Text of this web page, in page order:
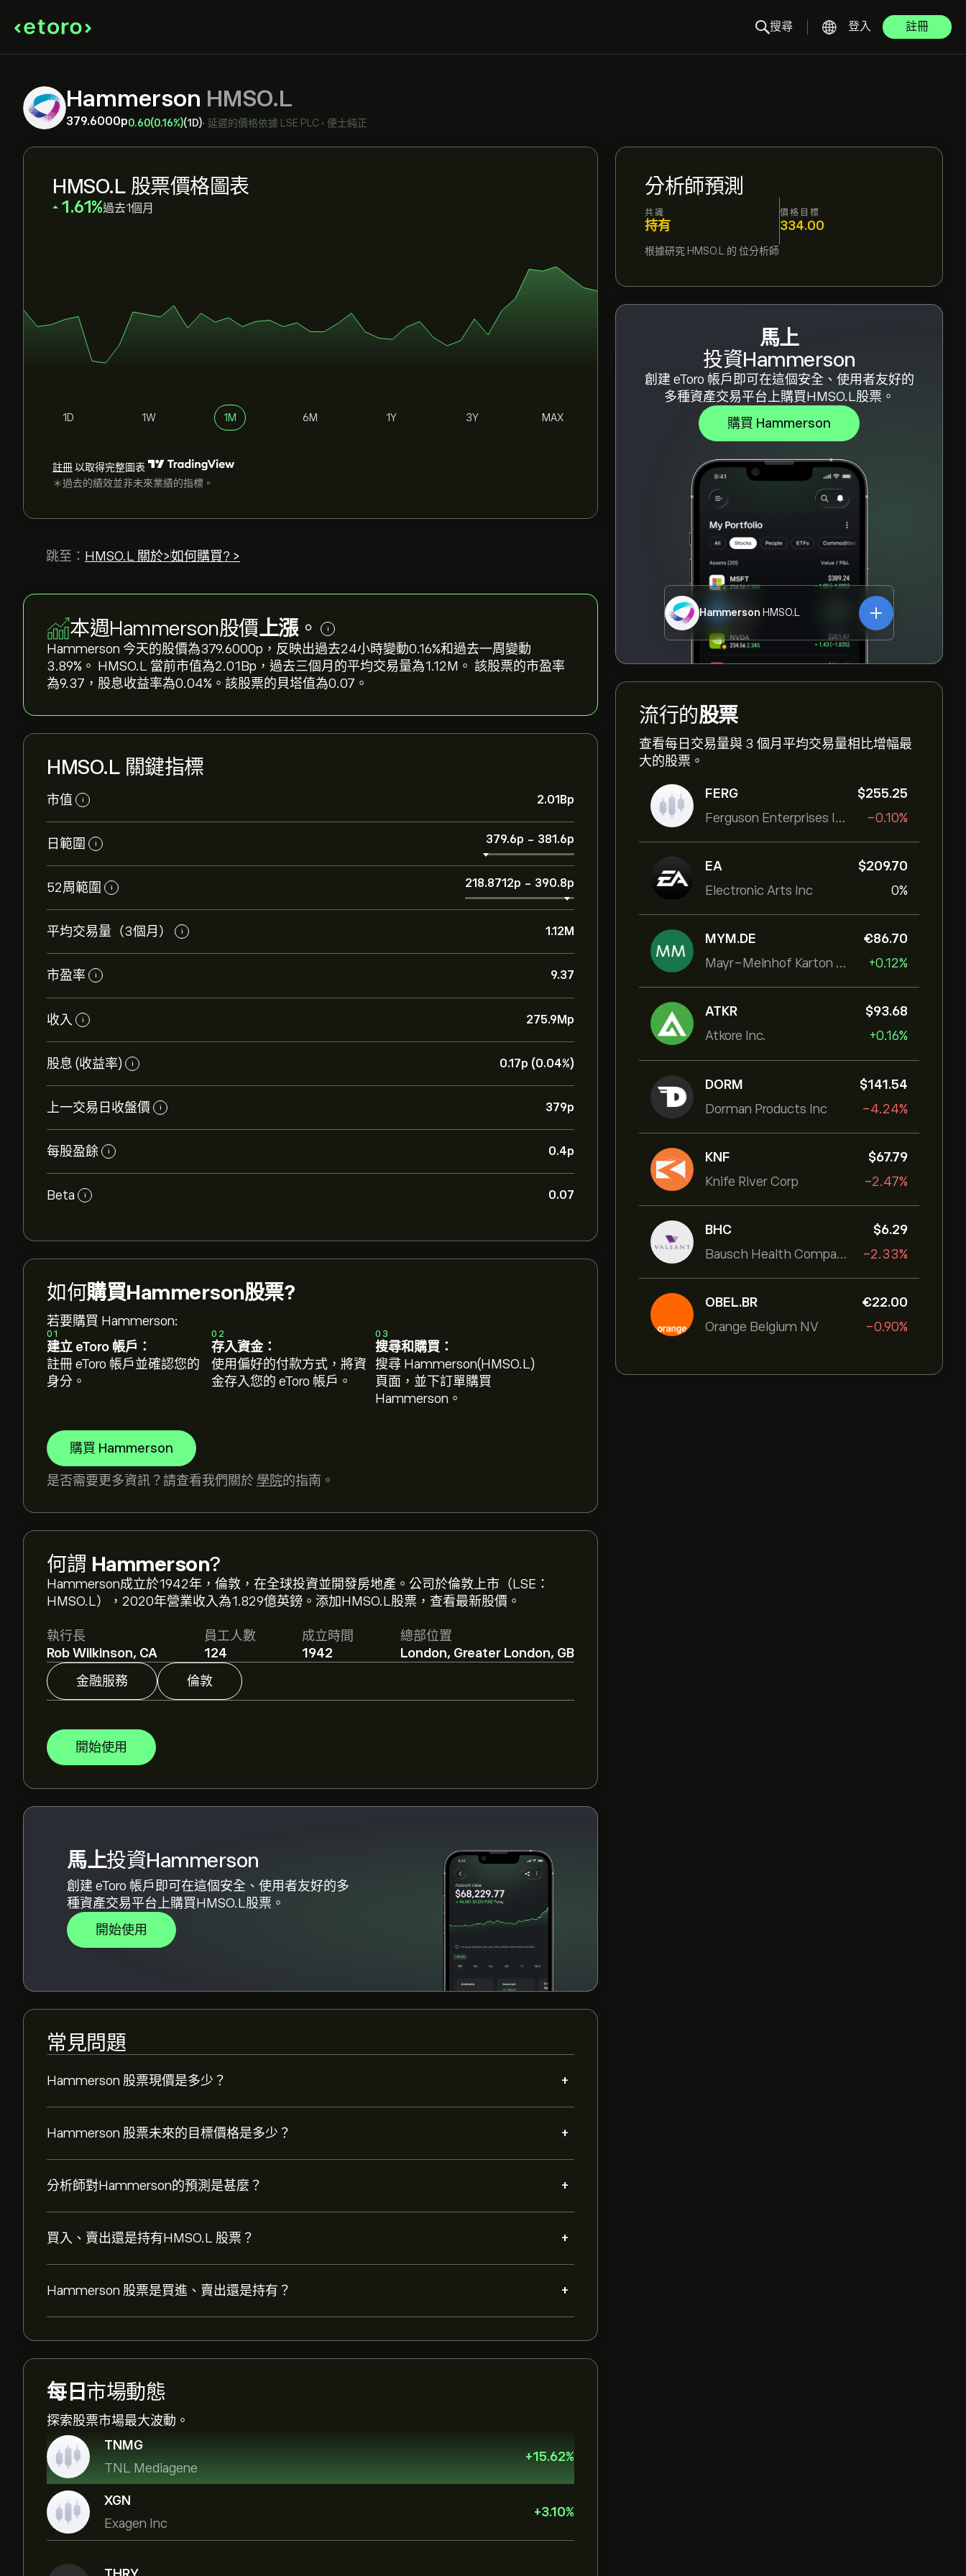
搜尋 登入 註冊
Hammerson HMSO.L
379.6000‎p‎0.60(0.16%)(1D)• 延遲的價格依據 LSE PLC • 便士純正
分析師預測
共識
持有
價格目標
334.00
根據研究 HMSO.L 的 位分析師
馬上
投資Hammerson
創建 eToro 帳戶即可在這個安全、使用者友好的
多種資產交易平台上購買HMSO.L股票。
購買 Hammerson
Hammerson HMSO.L
流行的股票
查看每日交易量與 3 個月平均交易量相比增幅最
大的股票。
FERG
Ferguson Enterprises Inc
‎$‎255.25
-0.10%
EA
Electronic Arts Inc
‎$‎209.70
0%
MYM.DE
Mayr-Melnhof Karton AG
‎€‎86.70
+0.12%
ATKR
Atkore Inc.
‎$‎93.68
+0.16%
DORM
Dorman Products Inc
‎$‎141.54
-4.24%
KNF
Knife River Corp
‎$‎67.79
-2.47%
BHC
Bausch Health Companies Inc
‎$‎6.29
-2.33%
OBEL.BR
Orange Belgium NV
‎€‎22.00
-0.90%
HMSO.L 股票價格圖表
‎1.61‎ 過去1個月
1D 1W 1M 6M 1Y 3Y MAX
註冊以取得完整圖表
＊過去的績效並非未來業績的指標。
跳至： HMSO.L 關於>如何購買? >
本週Hammerson股價上漲。 i
Hammerson 今天的股價為379.6000‎p‎，反映出過去24小時變動‎0.16‎%和過去一周變動‎
3.89‎%。 HMSO.L 當前市值為2.01B‎p‎，過去三個月的平均交易量為1.12M。 該股票的市盈率
為9.37，股息收益率為0.04%。該股票的貝塔值為0.07。
HMSO.L 關鍵指標
市值 i 2.01B‎p‎
日範圍 i 379.6‎p‎ - 381.6‎p‎
52周範圍 i 218.8712‎p‎ - 390.8‎p‎
平均交易量（3個月） i 1.12M
市盈率 i 9.37
收入 i 275.9M‎p‎
股息 (收益率) i 0.17‎p‎ (0.04%)
上一交易日收盤價 i 379‎p‎
每股盈餘 i 0.4‎p‎
Beta i 0.07
如何購買Hammerson股票?
若要購買 Hammerson:
01
建立 eToro 帳戶：
註冊 eToro 帳戶並確認您的
身分。
02
存入資金：
使用偏好的付款方式，將資
金存入您的 eToro 帳戶。
03
搜尋和購買：
搜尋 Hammerson(HMSO.L)
頁面，並下訂單購買
Hammerson。
購買 Hammerson
是否需要更多資訊？請查看我們關於 學院的指南。
何謂 Hammerson?
Hammerson成立於1942年，倫敦，在全球投資並開發房地產。公司於倫敦上市（LSE：
HMSO.L），2020年營業收入為1.829億英鎊。添加HMSO.L股票，查看最新股價。
執行長
Rob Wilkinson, CA
員工人數
124
成立時間
1942
總部位置
London, Greater London, GB
金融服務
倫敦
開始使用
馬上投資Hammerson
創建 eToro 帳戶即可在這個安全、使用者友好的多
種資產交易平台上購買HMSO.L股票。
開始使用
常見問題
Hammerson 股票現價是多少？ +
HMSO.L 現價為379.6000‎p‎。
Hammerson 股票未來的目標價格是多少？ +
Hammerson 的平均目標價為 379.6000‎p‎。
格。
分析師對Hammerson的預測是甚麼？ +
價格走勢。
買入、賣出還是持有HMSO.L 股票？ +
Hammerson 的市值是 2.01B‎p‎ 美元
Hammerson 股票是買進、賣出還是持有？ +
根據 0 位分析師在過去三個月對 HMSO.L 的建議，整體共識為 持有。
每日 市場動態
探索股票市場最大波動。
TNMG
TNL Mediagene
+15.62%
XGN
Exagen Inc
+3.10%